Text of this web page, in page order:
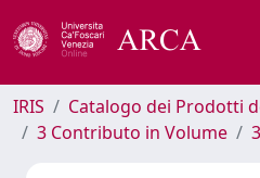
IRIS
Catalogo dei Prodotti
3 Contributo in Volume